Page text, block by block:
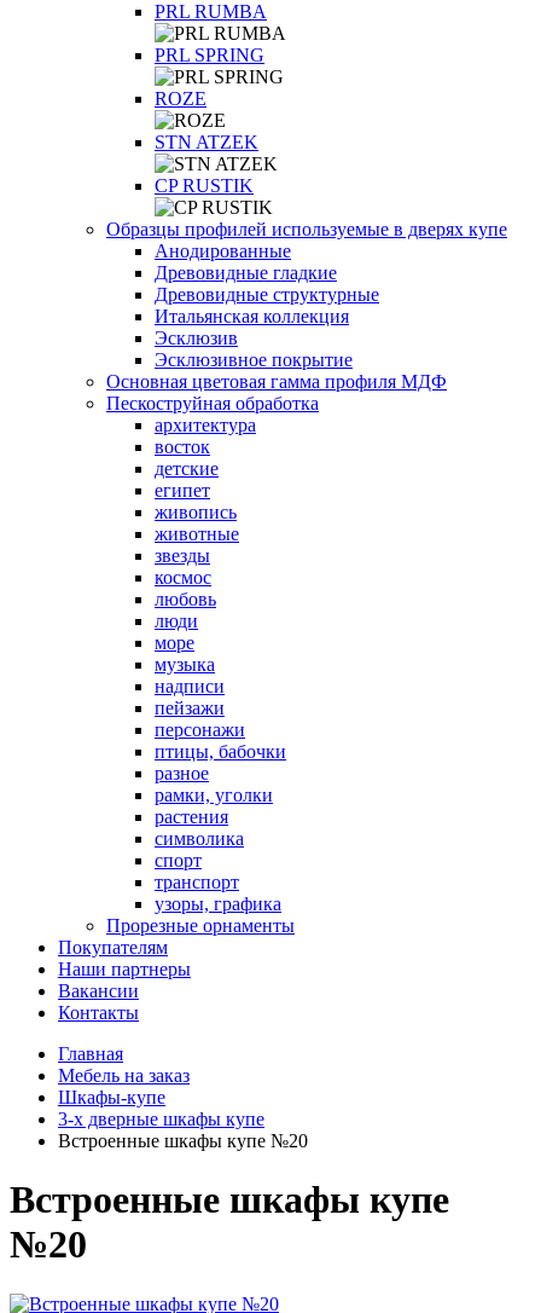
PRL RUMBA
PRL SPRING
ROZE
STN ATZEK
СP RUSTIK
Образцы профилей используемые в дверях купе
Анодированные
Древовидные гладкие
Древовидные структурные
Итальянская коллекция
Эсклюзив
Эсклюзивное покрытие
Основная цветовая гамма профиля МДФ
Пескоструйная обработка
архитектура
восток
детские
египет
живопись
животные
звезды
космос
любовь
люди
море
музыка
надписи
пейзажи
персонажи
птицы, бабочки
разное
рамки, уголки
растения
символика
спорт
транспорт
узоры, графика
Прорезные орнаменты
Покупателям
Наши партнеры
Вакансии
Контакты
Главная
Мебель на заказ
Шкафы-купе
3-х дверные шкафы купе
Встроенные шкафы купе №20
Встроенные шкафы купе
№20